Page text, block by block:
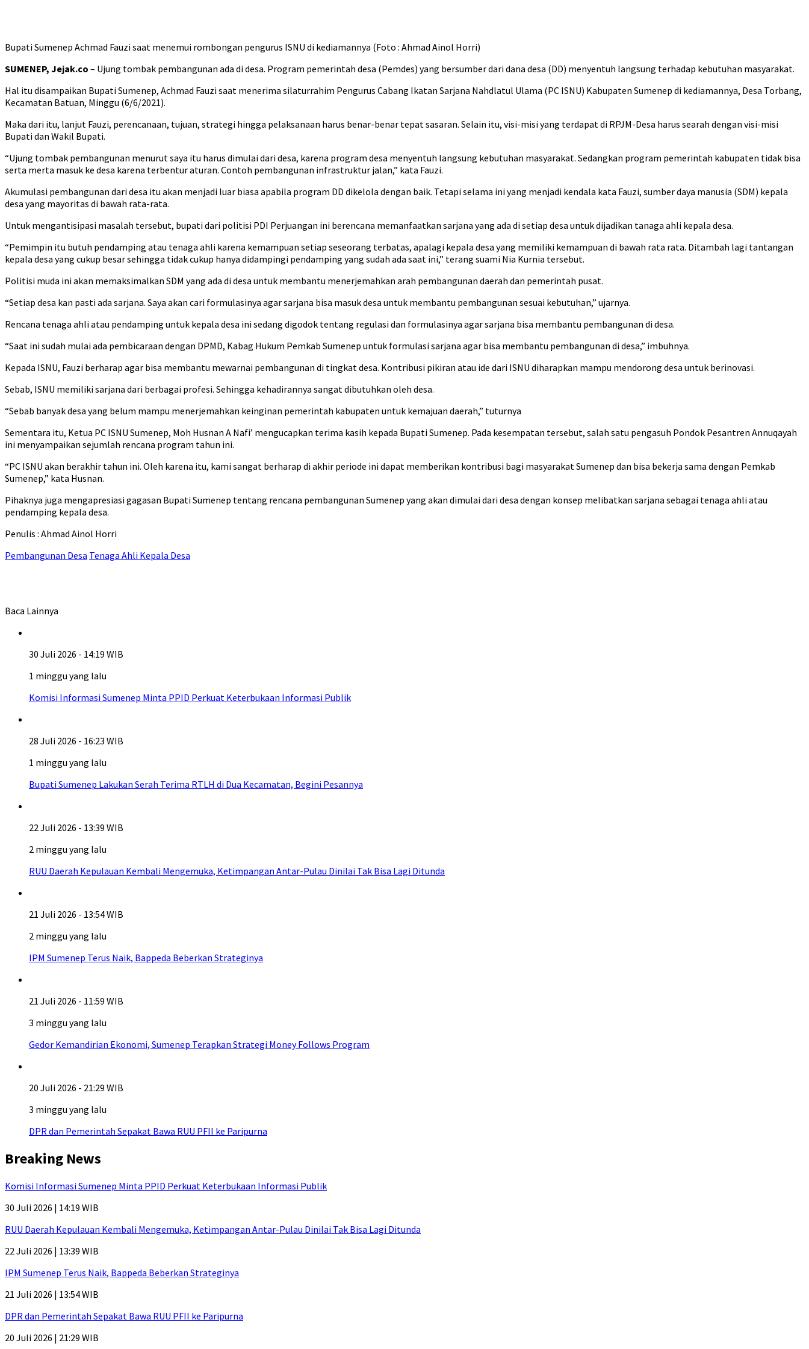
Bupati Sumenep Achmad Fauzi saat menemui rombongan pengurus ISNU di kediamannya (Foto : Ahmad Ainol Horri)
SUMENEP, Jejak.co – Ujung tombak pembangunan ada di desa. Program pemerintah desa (Pemdes) yang bersumber dari dana desa (DD) menyentuh langsung terhadap kebutuhan masyarakat.
Hal itu disampaikan Bupati Sumenep, Achmad Fauzi saat menerima silaturrahim Pengurus Cabang Ikatan Sarjana Nahdlatul Ulama (PC ISNU) Kabupaten Sumenep di kediamannya, Desa Torbang,
Kecamatan Batuan, Minggu (6/6/2021).
Maka dari itu, lanjut Fauzi, perencanaan, tujuan, strategi hingga pelaksanaan harus benar-benar tepat sasaran. Selain itu, visi-misi yang terdapat di RPJM-Desa harus searah dengan visi-misi
Bupati dan Wakil Bupati.
“Ujung tombak pembangunan menurut saya itu harus dimulai dari desa, karena program desa menyentuh langsung kebutuhan masyarakat. Sedangkan program pemerintah kabupaten tidak bisa
serta merta masuk ke desa karena terbentur aturan. Contoh pembangunan infrastruktur jalan,” kata Fauzi.
Akumulasi pembangunan dari desa itu akan menjadi luar biasa apabila program DD dikelola dengan baik. Tetapi selama ini yang menjadi kendala kata Fauzi, sumber daya manusia (SDM) kepala
desa yang mayoritas di bawah rata-rata.
Untuk mengantisipasi masalah tersebut, bupati dari politisi PDI Perjuangan ini berencana memanfaatkan sarjana yang ada di setiap desa untuk dijadikan tanaga ahli kepala desa.
“Pemimpin itu butuh pendamping atau tenaga ahli karena kemampuan setiap seseorang terbatas, apalagi kepala desa yang memiliki kemampuan di bawah rata rata. Ditambah lagi tantangan
kepala desa yang cukup besar sehingga tidak cukup hanya didampingi pendamping yang sudah ada saat ini,” terang suami Nia Kurnia tersebut.
Politisi muda ini akan memaksimalkan SDM yang ada di desa untuk membantu menerjemahkan arah pembangunan daerah dan pemerintah pusat.
“Setiap desa kan pasti ada sarjana. Saya akan cari formulasinya agar sarjana bisa masuk desa untuk membantu pembangunan sesuai kebutuhan,” ujarnya.
Rencana tenaga ahli atau pendamping untuk kepala desa ini sedang digodok tentang regulasi dan formulasinya agar sarjana bisa membantu pembangunan di desa.
“Saat ini sudah mulai ada pembicaraan dengan DPMD, Kabag Hukum Pemkab Sumenep untuk formulasi sarjana agar bisa membantu pembangunan di desa,” imbuhnya.
Kepada ISNU, Fauzi berharap agar bisa membantu mewarnai pembangunan di tingkat desa. Kontribusi pikiran atau ide dari ISNU diharapkan mampu mendorong desa untuk berinovasi.
Sebab, ISNU memiliki sarjana dari berbagai profesi. Sehingga kehadirannya sangat dibutuhkan oleh desa.
“Sebab banyak desa yang belum mampu menerjemahkan keinginan pemerintah kabupaten untuk kemajuan daerah,” tuturnya
Sementara itu, Ketua PC ISNU Sumenep, Moh Husnan A Nafi’ mengucapkan terima kasih kepada Bupati Sumenep. Pada kesempatan tersebut, salah satu pengasuh Pondok Pesantren Annuqayah
ini menyampaikan sejumlah rencana program tahun ini.
“PC ISNU akan berakhir tahun ini. Oleh karena itu, kami sangat berharap di akhir periode ini dapat memberikan kontribusi bagi masyarakat Sumenep dan bisa bekerja sama dengan Pemkab
Sumenep,” kata Husnan.
Pihaknya juga mengapresiasi gagasan Bupati Sumenep tentang rencana pembangunan Sumenep yang akan dimulai dari desa dengan konsep melibatkan sarjana sebagai tenaga ahli atau
pendamping kepala desa.
Penulis : Ahmad Ainol Horri
Pembangunan Desa Tenaga Ahli Kepala Desa
Baca Lainnya
30 Juli 2026 - 14:19 WIB
1 minggu yang lalu
Komisi Informasi Sumenep Minta PPID Perkuat Keterbukaan Informasi Publik
28 Juli 2026 - 16:23 WIB
1 minggu yang lalu
Bupati Sumenep Lakukan Serah Terima RTLH di Dua Kecamatan, Begini Pesannya
22 Juli 2026 - 13:39 WIB
2 minggu yang lalu
RUU Daerah Kepulauan Kembali Mengemuka, Ketimpangan Antar-Pulau Dinilai Tak Bisa Lagi Ditunda
21 Juli 2026 - 13:54 WIB
2 minggu yang lalu
IPM Sumenep Terus Naik, Bappeda Beberkan Strateginya
21 Juli 2026 - 11:59 WIB
3 minggu yang lalu
Gedor Kemandirian Ekonomi, Sumenep Terapkan Strategi Money Follows Program
20 Juli 2026 - 21:29 WIB
3 minggu yang lalu
DPR dan Pemerintah Sepakat Bawa RUU PFII ke Paripurna
Breaking News
Komisi Informasi Sumenep Minta PPID Perkuat Keterbukaan Informasi Publik
30 Juli 2026 | 14:19 WIB
RUU Daerah Kepulauan Kembali Mengemuka, Ketimpangan Antar-Pulau Dinilai Tak Bisa Lagi Ditunda
22 Juli 2026 | 13:39 WIB
IPM Sumenep Terus Naik, Bappeda Beberkan Strateginya
21 Juli 2026 | 13:54 WIB
DPR dan Pemerintah Sepakat Bawa RUU PFII ke Paripurna
20 Juli 2026 | 21:29 WIB